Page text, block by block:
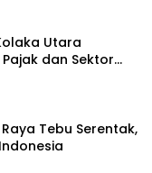
Utara
dan Sektor
Tebu Serentak,